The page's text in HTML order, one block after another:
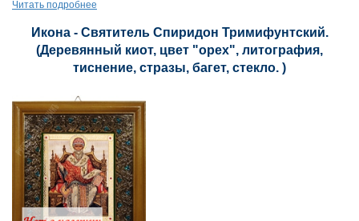
Читать подробнее
Икона - Святитель Спиридон Тримифунтский.
(Деревянный киот, цвет "орех", литография,
тиснение, стразы, багет, стекло. )